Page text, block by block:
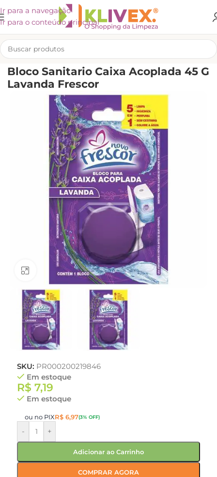
Ir para a navegação
Ir para o conteúdo principal
INÍCIO/LIMPEZA/CUIDADOS PARA A CASA/OUTROS PRODUTOS
Bloco Sanitario Caixa Acoplada 45 G
Lavanda Frescor
Clique para ampliar
SKU: PR000200219846
Em estoque
R$ 7,19
Em estoque
ou no PIXR$ 6,97(3% OFF)
- +
Adicionar ao Carrinho
COMPRAR AGORA